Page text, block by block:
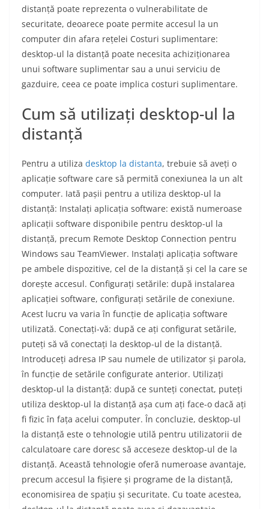
distanță poate reprezenta o vulnerabilitate de
securitate, deoarece poate permite accesul la un
computer din afara rețelei Costuri suplimentare:
desktop-ul la distanță poate necesita achiziționarea
unui software suplimentar sau a unui serviciu de
gazduire, ceea ce poate implica costuri suplimentare.
Cum să utilizați desktop-ul la
distanță
Pentru a utiliza desktop la distanta, trebuie să aveți o
aplicație software care să permită conexiunea la un alt
computer. Iată pașii pentru a utiliza desktop-ul la
distanță: Instalați aplicația software: există numeroase
aplicații software disponibile pentru desktop-ul la
distanță, precum Remote Desktop Connection pentru
Windows sau TeamViewer. Instalați aplicația software
pe ambele dispozitive, cel de la distanță și cel la care se
dorește accesul. Configurați setările: după instalarea
aplicației software, configurați setările de conexiune.
Acest lucru va varia în funcție de aplicația software
utilizată. Conectați-vă: după ce ați configurat setările,
puteți să vă conectați la desktop-ul de la distanță.
Introduceți adresa IP sau numele de utilizator și parola,
în funcție de setările configurate anterior. Utilizați
desktop-ul la distanță: după ce sunteți conectat, puteți
utiliza desktop-ul la distanță așa cum ați face-o dacă ați
fi fizic în fața acelui computer. În concluzie, desktop-ul
la distanță este o tehnologie utilă pentru utilizatorii de
calculatoare care doresc să acceseze desktop-ul de la
distanță. Această tehnologie oferă numeroase avantaje,
precum accesul la fișiere și programe de la distanță,
economisirea de spațiu și securitate. Cu toate acestea,